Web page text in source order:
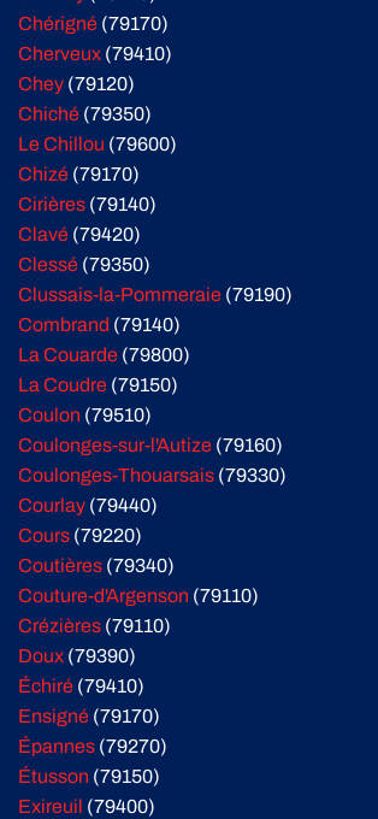
Chérigné (79170)
Cherveux (79410)
Chey (79120)
Chiché (79350)
Le Chillou (79600)
Chizé (79170)
Cirières (79140)
Clavé (79420)
Clessé (79350)
Clussais-la-Pommeraie (79190)
Combrand (79140)
La Couarde (79800)
La Coudre (79150)
Coulon (79510)
Coulonges-sur-l'Autize (79160)
Coulonges-Thouarsais (79330)
Courlay (79440)
Cours (79220)
Coutières (79340)
Couture-d'Argenson (79110)
Crézières (79110)
Doux (79390)
Échiré (79410)
Ensigné (79170)
Épannes (79270)
Étusson (79150)
Exireuil (79400)